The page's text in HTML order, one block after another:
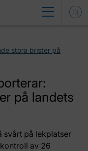
stora brister på
på landets
svårt på lekplatser
av 26